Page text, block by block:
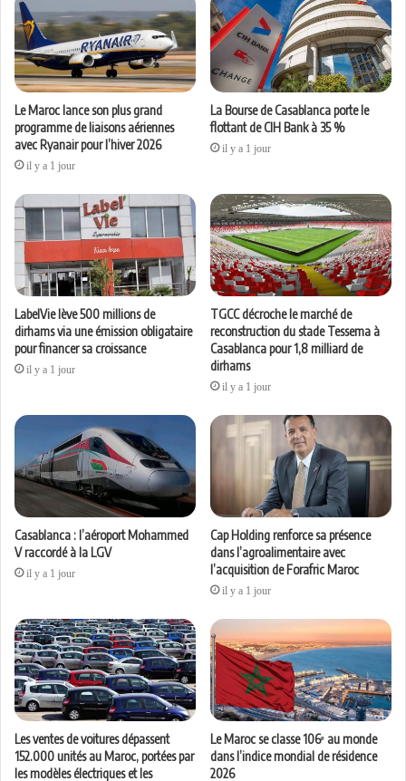
Le Maroc lance son plus grand
programme de liaisons aériennes
avec Ryanair pour l’hiver 2026
il y a 1 jour
La Bourse de Casablanca porte le
flottant de CIH Bank à 35 %
il y a 1 jour
LabelVie lève 500 millions de
dirhams via une émission obligataire
pour financer sa croissance
il y a 1 jour
TGCC décroche le marché de
reconstruction du stade Tessema à
Casablanca pour 1,8 milliard de
dirhams
il y a 1 jour
Casablanca : l’aéroport Mohammed
V raccordé à la LGV
il y a 1 jour
Cap Holding renforce sa présence
dans l’agroalimentaire avec
l’acquisition de Forafric Maroc
il y a 1 jour
Les ventes de voitures dépassent
152.000 unités au Maroc, portées par
les modèles électriques et les
Le Maroc se classe 106ᵉ au monde
dans l’indice mondial de résidence
2026